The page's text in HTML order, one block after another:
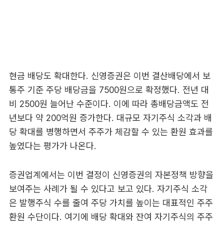
현금 배당도 확대한다. 신영증권은 이번 결산배당에서 보
통주 기준 주당 배당금을 7500원으로 확정했다. 전년 대
비 2500원 늘어난 수준이다. 이에 따라 총배당금액도 전
년보다 약 200억원 증가한다. 대규모 자기주식 소각과 배
당 확대를 병행하면서 주주가 체감할 수 있는 환원 효과를
높였다는 평가가 나온다.
증권업계에서는 이번 결정이 신영증권의 자본정책 방향을
보여주는 사례가 될 수 있다고 보고 있다. 자기주식 소각
은 발행주식 수를 줄여 주당 가치를 높이는 대표적인 주주
환원 수단이다. 여기에 배당 확대와 잔여 자기주식의 주주